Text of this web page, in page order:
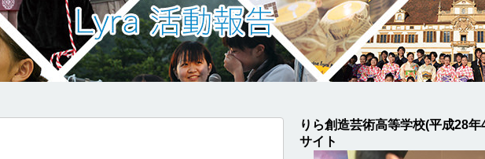
りら創造芸術高等学校(平成28
サイト